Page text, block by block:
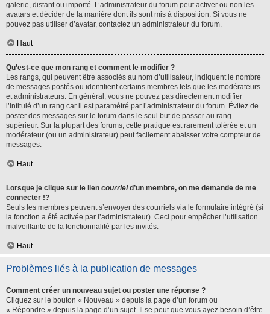
galerie, distant ou importé. L’administrateur du forum peut activer ou non les
avatars et décider de la manière dont ils sont mis à disposition. Si vous ne
pouvez pas utiliser d’avatar, contactez un administrateur du forum.
Haut
Qu’est-ce que mon rang et comment le modifier ?
Les rangs, qui peuvent être associés au nom d’utilisateur, indiquent le nombre
de messages postés ou identifient certains membres tels que les modérateurs
et administrateurs. En général, vous ne pouvez pas directement modifier
l’intitulé d’un rang car il est paramétré par l’administrateur du forum. Évitez de
poster des messages sur le forum dans le seul but de passer au rang
supérieur. Sur la plupart des forums, cette pratique est rarement tolérée et un
modérateur (ou un administrateur) peut facilement abaisser votre compteur de
messages.
Haut
Lorsque je clique sur le lien courrield’un membre, on me demande de me
connecter !?
Seuls les membres peuvent s’envoyer des courriels via le formulaire intégré (si
la fonction a été activée par l’administrateur). Ceci pour empêcher l’utilisation
malveillante de la fonctionnalité par les invités.
Haut
Problèmes liés à la publication de messages
Comment créer un nouveau sujet ou poster une réponse ?
Cliquez sur le bouton « Nouveau » depuis la page d’un forum ou
« Répondre » depuis la page d’un sujet. Il se peut que vous ayez besoin d’être